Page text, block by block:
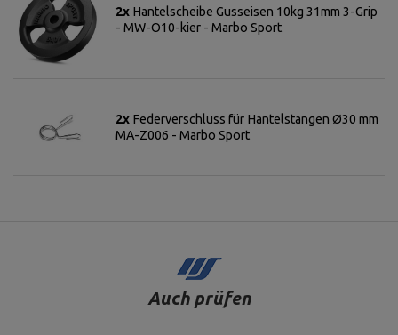
2x Hantelscheibe Gusseisen 10kg 31mm 3-Grip
- MW-O10-kier - Marbo Sport
2x Federverschluss für Hantelstangen Ø30 mm
MA-Z006 - Marbo Sport
Auch prüfen